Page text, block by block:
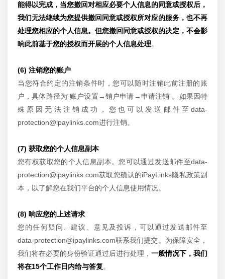
能得以完成，当您撤回对相应必要个人信息的同意或授权后，
我们无法继续为您提供撤回同意或授权所对应的服务，也不再
处理您相应的个人信息。但您撤回同意或授权的决定，不会影
响此前基于您的授权而开展的个人信息处理。
(6) 注销您的账户
当您符合约定的注销条件时，您可以随时注销此前注册的账
户，具体路径为“账户设置→销户申请→申请注销”。如果因特
殊原因无法注销成功，您也可以发送邮件至data-
protection@ipaylinks.com进行注销。
(7) 获取您的个人信息副本
您有权获取您的个人信息副本。您可以通过发送邮件至data-
protection@ipaylinks.com获取您确认的iPayLinks隐私政策副
本，以了解您在我们平台的个人信息使用情况。
(8) 响应您的上述请求
您的任何疑问、建议、意见及投诉，可以通过发送邮件至
data-protection@ipaylinks.com联系我们提交。为保障安全，
我们将在必要的身份验证通过后进行处理， 一般情况下，我们
将在15个工作日内给与答复。